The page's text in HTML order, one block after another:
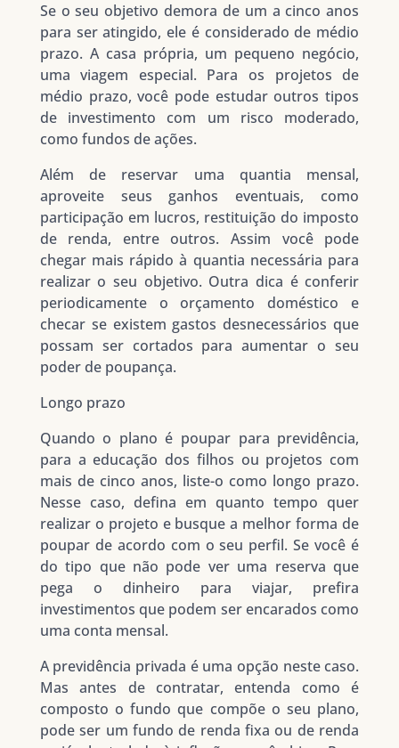
Se o seu objetivo demora de um a cinco anos
para ser atingido, ele é considerado de médio
prazo. A casa própria, um pequeno negócio,
uma viagem especial. Para os projetos de
médio prazo, você pode estudar outros tipos
de investimento com um risco moderado,
como fundos de ações.
Além de reservar uma quantia mensal,
aproveite seus ganhos eventuais, como
participação em lucros, restituição do imposto
de renda, entre outros. Assim você pode
chegar mais rápido à quantia necessária para
realizar o seu objetivo. Outra dica é conferir
periodicamente o orçamento doméstico e
checar se existem gastos desnecessários que
possam ser cortados para aumentar o seu
poder de poupança.
Longo prazo
Quando o plano é poupar para previdência,
para a educação dos filhos ou projetos com
mais de cinco anos, liste-o como longo prazo.
Nesse caso, defina em quanto tempo quer
realizar o projeto e busque a melhor forma de
poupar de acordo com o seu perfil. Se você é
do tipo que não pode ver uma reserva que
pega o dinheiro para viajar, prefira
investimentos que podem ser encarados como
uma conta mensal.
A previdência privada é uma opção neste caso.
Mas antes de contratar, entenda como é
composto o fundo que compõe o seu plano,
pode ser um fundo de renda fixa ou de renda